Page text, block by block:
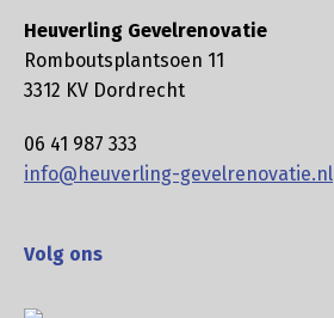
Heuverling Gevelrenovatie
Romboutsplantsoen 11
3312 KV Dordrecht
06 41 987 333
info@heuverling-gevelrenovatie.nl
Volg ons